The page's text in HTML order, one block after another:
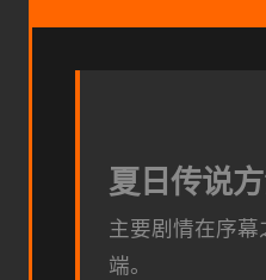
夏日传说方
主要剧情在序
端。